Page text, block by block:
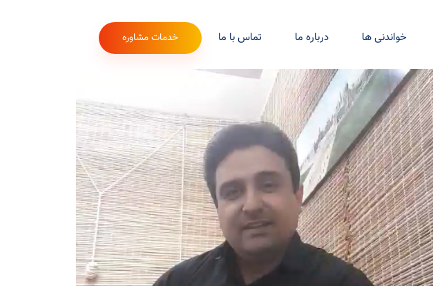
خواندنی ها درباره ما تماس با ما خدمات مشاوره